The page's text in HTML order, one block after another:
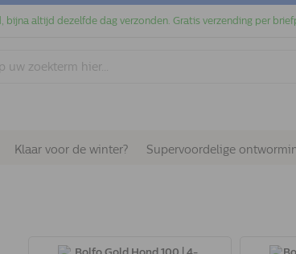
bijna altijd dezelfde dag verzonden. Gratis verzending per
Klaar voor de winter? Supervoordelige